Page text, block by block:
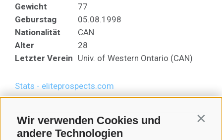
Wir verwenden Cookies und
andere Technologien
Gewicht
77
Geburstag
05.08.1998
Nationalität
CAN
Alter
28
Letzter Verein Univ. of Western Ontario (CAN)
Stats - eliteprospects.com
ZURÜCK ZUR ÜBERSICHT